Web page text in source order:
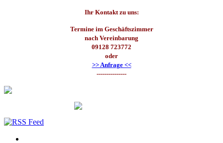
Ihr Kontakt zu uns:
Termine im Geschäftszimmer
nach Vereinbarung
09128 723772
oder
>> Anfrage <<
---------------